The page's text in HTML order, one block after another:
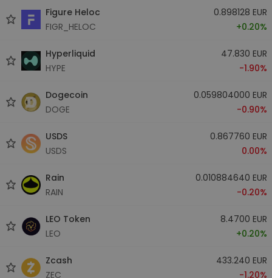
Figure Heloc
FIGR_HELOC
0.898128 EUR
+0.20%
Hyperliquid
HYPE
47.830 EUR
-1.90%
Dogecoin
DOGE
0.059804000 EUR
-0.90%
USDS
USDS
0.867760 EUR
0.00%
Rain
RAIN
0.010884640 EUR
-0.20%
LEO Token
LEO
8.4700 EUR
+0.20%
Zcash
ZEC
433.240 EUR
-1.20%